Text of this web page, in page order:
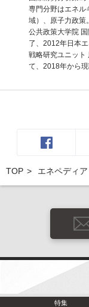
専門分野はエネル
域）、原子力政策
公共政策大学院
了、2012年日本
戦略研究ユニット
て、2018年から現
TOP エネペディア
特集